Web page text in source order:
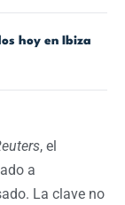
hoy en Ibiza
, el
a
La clave no